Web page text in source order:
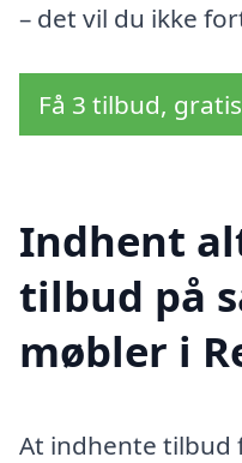
– det vil du ikke
Få 3 tilbud,
Indhent
tilbud på
møbler i
At indhente tilbud